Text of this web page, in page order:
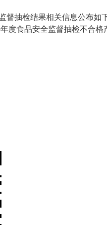
督抽检结果相关信息公布如
度食品安全监督抽检不合